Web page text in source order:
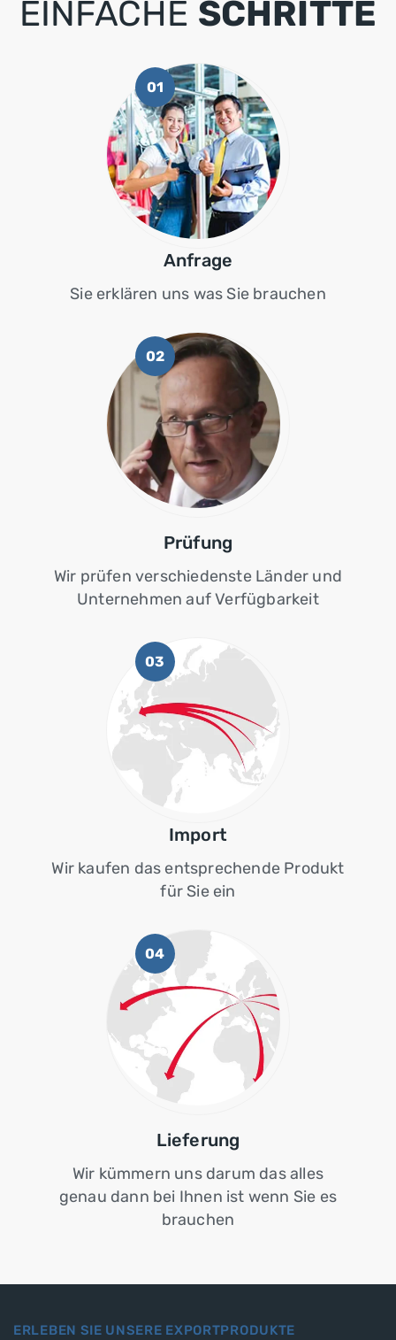
EINFACHE SCHRITTE
01
Anfrage
Sie erklären uns was Sie brauchen
02
Prüfung
Wir prüfen verschiedenste Länder und
Unternehmen auf Verfügbarkeit
03
Import
Wir kaufen das entsprechende Produkt
für Sie ein
04
Lieferung
Wir kümmern uns darum das alles
genau dann bei Ihnen ist wenn Sie es
brauchen
ERLEBEN SIE UNSERE EXPORTPRODUKTE